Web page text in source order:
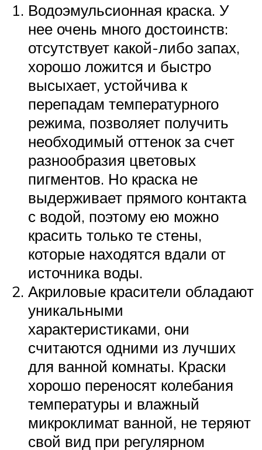
Водоэмульсионная краска. У
нее очень много достоинств:
отсутствует какой-либо запах,
хорошо ложится и быстро
высыхает, устойчива к
перепадам температурного
режима, позволяет получить
необходимый оттенок за счет
разнообразия цветовых
пигментов. Но краска не
выдерживает прямого контакта
с водой, поэтому ею можно
красить только те стены,
которые находятся вдали от
источника воды.
Акриловые красители обладают
уникальными
характеристиками, они
считаются одними из лучших
для ванной комнаты. Краски
хорошо переносят колебания
температуры и влажный
микроклимат ванной, не теряют
свой вид при регулярном